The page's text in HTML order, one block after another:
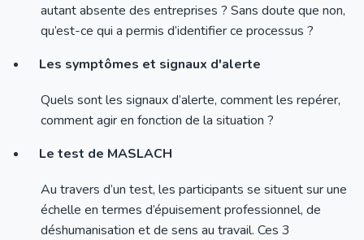
autant absente des entreprises ? Sans doute que non,
qu’est-ce qui a permis d’identifier ce processus ?
Les symptômes et signaux d'alerte
Quels sont les signaux d’alerte, comment les repérer,
comment agir en fonction de la situation ?
Le test de MASLACH
Au travers d’un test, les participants se situent sur une
échelle en termes d’épuisement professionnel, de
déshumanisation et de sens au travail. Ces 3